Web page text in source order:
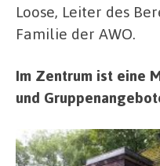
Loose, Leiter des
Familie der AWO.
Im Zentrum ist eine
und